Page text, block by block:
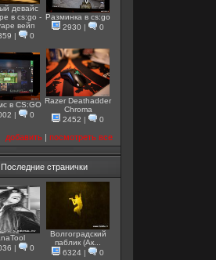
девайс
в cs:go -
вейп
0
Разминка в cs:go
2930
0
в CS:GO
0
Razer Deathadder
Chroma
2452
0
добавить посмотреть все
Последние странички
0
Волгоградский
паблик (Ак...
6324
0